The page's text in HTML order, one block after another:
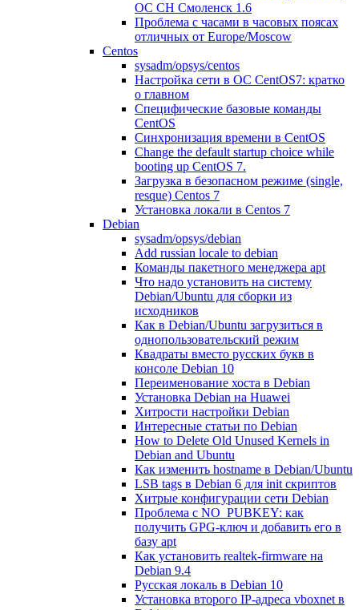
ОС СН Смоленск 1.6
Проблема с часами в часовых поясах
отличных от Europe/Moscow
Centos
sysadm/opsys/centos
Настройка сети в ОС CentOS7: кратко
о главном
Специфические базовые команды
CentOS
Синхронизация времени в CentOS
Change the default startup choice while
booting up CentOS 7.
Загрузка в безопасном режиме (single,
resque) Centos 7
Установка локали в Centos 7
Debian
sysadm/opsys/debian
Add russian locale to debian
Команды пакетного менеджера apt
Что надо установить на систему
Debian/Ubuntu для сборки из
исходников
Как в Debian/Ubuntu загрузиться в
однопользовательский режим
Квадраты вместо русских букв в
консоле Debian 10
Переименование хоста в Debian
Установка Debian на Huawei
Хитрости настройки Debian
Интересные статьи по Debian
How to Delete Old Unused Kernels in
Debian and Ubuntu
Как изменить hostname в Debian/Ubuntu
LSB tags в Debian 6 для init скриптов
Хитрые конфигурации сети Debian
Проблема с NO_PUBKEY: как
получить GPG-ключ и добавить его в
базу apt
Как установить realtek-firmware на
Debian 9.4
Русская локаль в Debian 10
Установка второго IP-адреса vboxnet в